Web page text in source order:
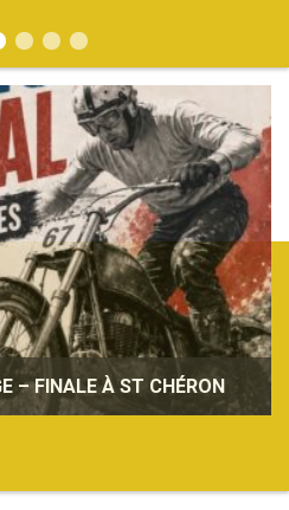
: BRUNO ALBERO
– FINALE À ST CHÉRON
DE LA MOTO : INITIEZ-
LA MOTO PARTOUT EN
!